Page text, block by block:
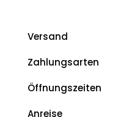
Versand
Zahlungsarten
Öffnungszeiten
Anreise